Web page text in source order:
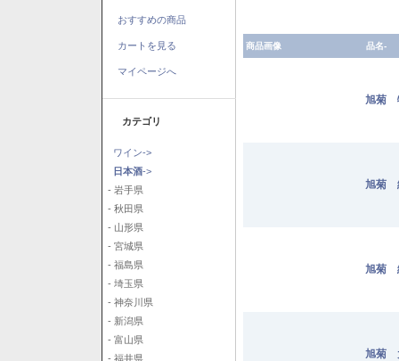
おすすめの商品
カートを見る
マイページへ
カテゴリ
ワイン->
日本酒->
- 岩手県
- 秋田県
- 山形県
- 宮城県
- 福島県
- 埼玉県
- 神奈川県
- 新潟県
- 富山県
- 福井県
商品画像 品名-
旭菊
旭菊
旭菊
旭菊